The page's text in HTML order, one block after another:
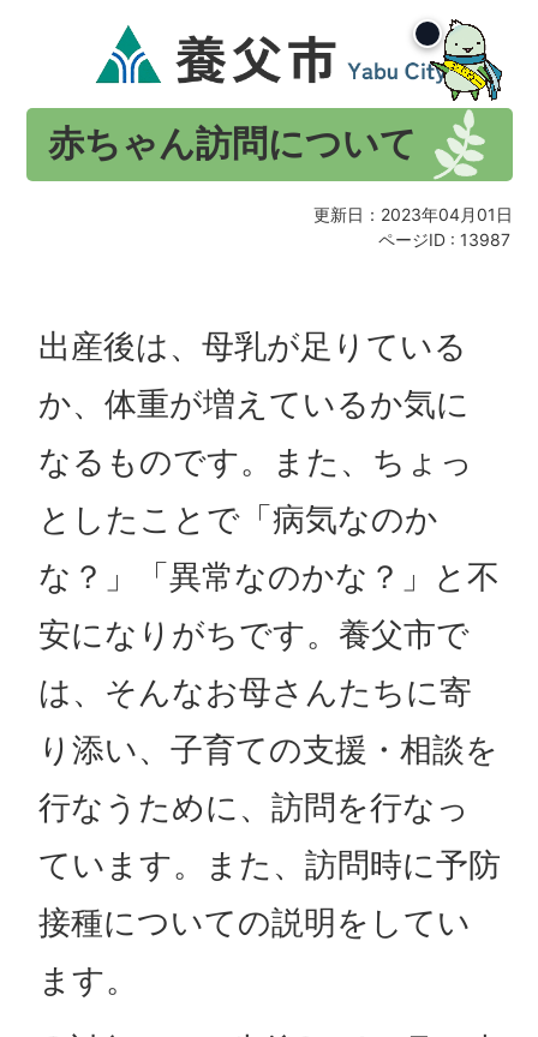
赤ちゃん訪問について
更新日：2023年04月01日
ページID : 13987
出産後は、母乳が足りている
か、体重が増えているか気に
なるものです。また、ちょっ
としたことで「病気なのか
な？」「異常なのかな？」と不
安になりがちです。養父市で
は、そんなお母さんたちに寄
り添い、子育ての支援・相談を
行なうために、訪問を行なっ
ています。また、訪問時に予防
接種についての説明をしてい
ます。